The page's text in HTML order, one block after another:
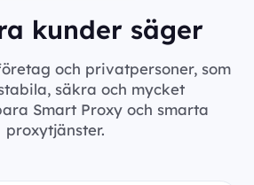
kunder säger
och privatpersoner, som
säkra och mycket
Smart Proxy och smarta
proxytjänster.